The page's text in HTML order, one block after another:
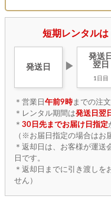
短期レンタルは
発送日 ▶
発送日
翌日
1日目
＊営業日 午前9時までの注
＊レンタル期間は発送日翌
＊ 30日先までお届け日指定
（※お届日指定の場合はお
＊返却日は、お客様が運送
日です。
＊返却日までに引き渡しを
せん）